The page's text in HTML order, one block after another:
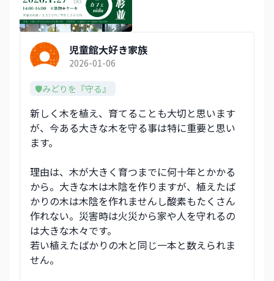
児童館大好き家族
2026-01-06
🛡️みどりを『守る』
新しく木を植え、育てることも大切と思います
が、今ある大きな木を守る事は特に重要と思い
ます。
理由は、木が大きく育つまでに何十年とかかる
から。大きな木は木陰を作りますが、植えたば
かりの木は木陰を作れませんし酸素もたくさん
作れない。災害時は火災から家や人を守れるの
は大きな木々です。
若い植えたばかりの木と同じ一本と数えられま
せん。